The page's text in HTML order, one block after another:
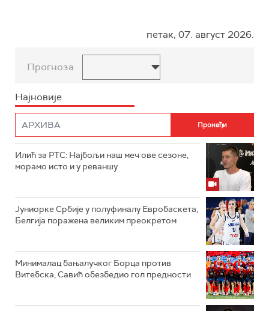
петак, 07. август 2026.
Прогноза
Најновије
Илић за РТС: Најбољи наш меч ове сезоне,
морамо исто и у реваншу
Јуниорке Србије у полуфиналу Евробаскета,
Белгија поражена великим преокретом
Минималац бањалучког Борца против
Витебска, Савић обезбедио гол предности